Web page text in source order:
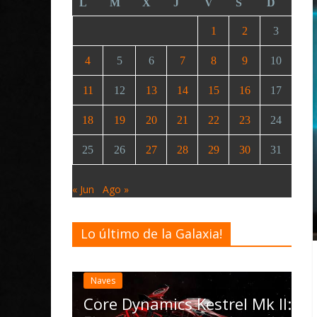
L M X J V S D
1 2 3
4 5 6 7 8 9 10
11 12 13 14 15 16 17
18 19 20 21 22 23 24
25 26 27 28 29 30 31
« Jun Ago »
Lo último de la Galaxia!
Kestrel Mk II:
Noticias
Elite Dangerous
actualización 4.4.0:
las Operations, el